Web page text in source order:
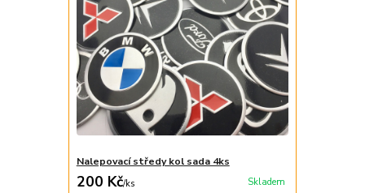
Nalepovací středy kol sada 4ks
200 Kč/ks Skladem